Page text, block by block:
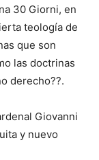
30 Giorni, en
teología de
que son
las doctrinas
derecho??.
Giovanni
y nuevo